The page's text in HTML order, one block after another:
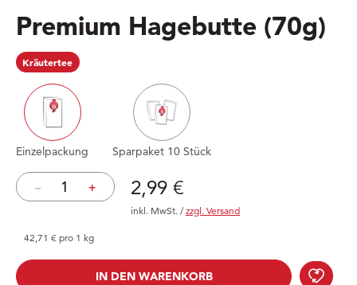
Premium Hagebutte (70g)
Kräutertee
Einzelpackung Sparpaket 10 Stück
– + Preis: 2,99 €
2,99 €
inkl. MwSt. /zzgl. Versand
42,71 € pro 1 kg
IN DEN WARENKORB